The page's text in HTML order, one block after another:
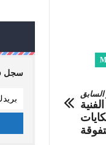
سجل